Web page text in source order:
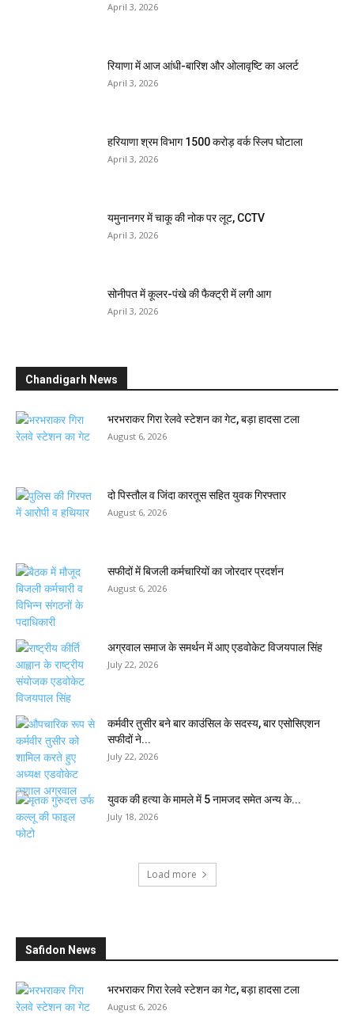
April 3, 2026
रियाणा में आज आंधी-बारिश और ओलावृष्टि का अलर्ट
April 3, 2026
हरियाणा श्रम विभाग 1500 करोड़ वर्क स्लिप घोटाला
April 3, 2026
यमुनानगर में चाकू की नोक पर लूट, CCTV
April 3, 2026
सोनीपत में कूलर-पंखे की फैक्ट्री में लगी आग
April 3, 2026
Chandigarh News
भरभराकर गिरा रेलवे स्टेशन का गेट, बड़ा हादसा टला
August 6, 2026
दो पिस्तौल व जिंदा कारतूस सहित युवक गिरफ्तार
August 6, 2026
सफीदों में बिजली कर्मचारियों का जोरदार प्रदर्शन
August 6, 2026
अग्रवाल समाज के समर्थन में आए एडवोकेट विजयपाल सिंह
July 22, 2026
कर्मवीर तुसीर बने बार काउंसिल के सदस्य, बार एसोसिएशन
सफीदों ने...
July 22, 2026
युवक की हत्या के मामले में 5 नामजद समेत अन्य के...
July 18, 2026
Load more
Safidon News
भरभराकर गिरा रेलवे स्टेशन का गेट, बड़ा हादसा टला
August 6, 2026